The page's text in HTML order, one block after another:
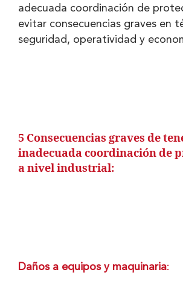
adecuada coordinación de
evitar consecuencias graves en
seguridad, operatividad y
5 Consecuencias graves de
inadecuada coordinación de
a nivel industrial:
Daños a equipos y maquinaria: